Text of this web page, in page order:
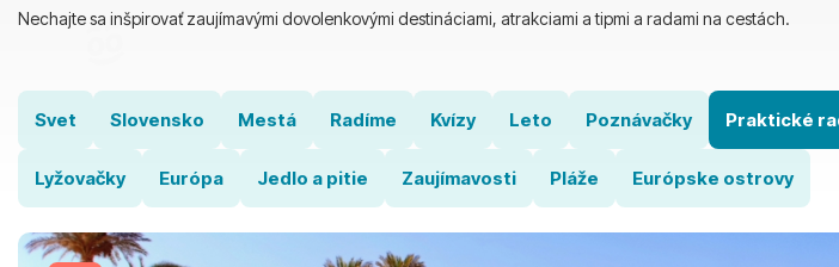
Nechajte sa inšpirovať zaujímavými dovolenkovými destináciami, atrakciami a tipmi a radami na cestách.
Svet Slovensko Mestá Radíme Kvízy Leto Poznávačky Praktické
Lyžovačky Európa Jedlo a pitie Zaujímavosti Pláže Európske ostrovy